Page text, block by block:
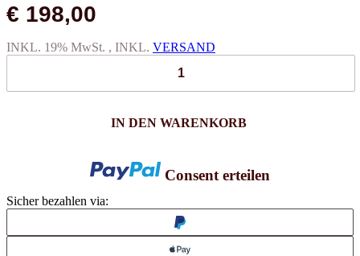
€ 198,00
INKL. 19% MwSt. , INKL. VERSAND
IN DEN WARENKORB
Consent erteilen
Sicher bezahlen via: